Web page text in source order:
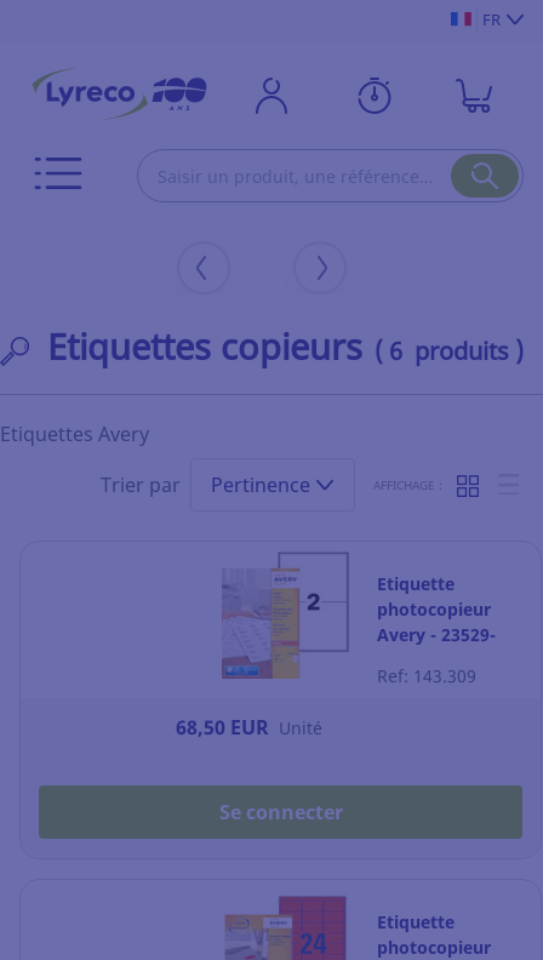
FR
Etiquettes copieurs ( 6 produits )
Etiquettes Avery
Trier par
Pertinence AFFICHAGE :
Etiquette
photocopieur
Avery - 23529-
mm - blanche -
Ref: 143.309
68,50 EUR Unité
Se connecter
Etiquette
photocopieur